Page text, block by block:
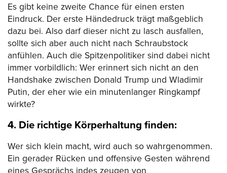
Es gibt keine zweite Chance für einen ersten
Eindruck. Der erste Händedruck trägt maßgeblich
dazu bei. Also darf dieser nicht zu lasch ausfallen,
sollte sich aber auch nicht nach Schraubstock
anfühlen. Auch die Spitzenpolitiker sind dabei nicht
immer vorbildlich: Wer erinnert sich nicht an den
Handshake zwischen Donald Trump und Wladimir
Putin, der eher wie ein minutenlanger Ringkampf
wirkte?
4. Die richtige Körperhaltung finden:
Wer sich klein macht, wird auch so wahrgenommen.
Ein gerader Rücken und offensive Gesten während
eines Gesprächs indes zeugen von